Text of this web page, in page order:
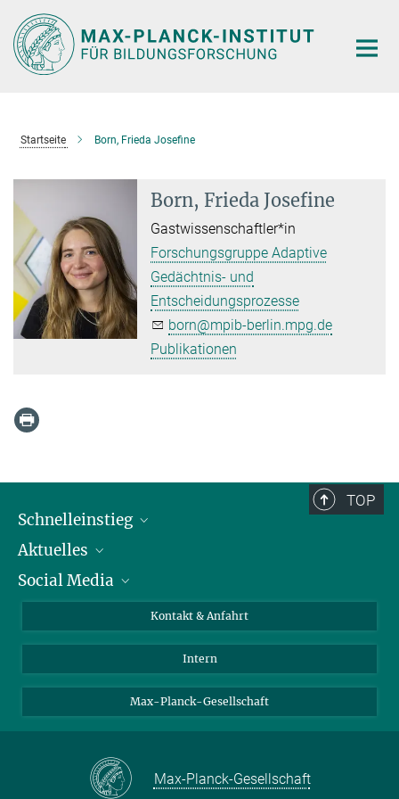
Hauptinhalt
Startseite Born, Frieda Josefine
Born, Frieda Josefine
Gastwissenschaftler*in
Forschungsgruppe Adaptive
Gedächtnis- und
Entscheidungsprozesse
born@mpib-berlin.mpg.de
Publikationen
TOP
Schnelleinstieg
Personen
Pressebereich
Aktuelles
Stellenangebote
Social Media
LinkedIn
Kontakt & Anfahrt
Intern
Max-Planck-Gesellschaft
Max-Planck-Gesellschaft